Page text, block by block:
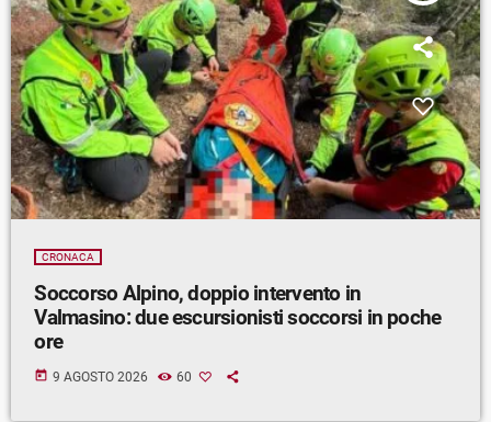
CRONACA
Soccorso Alpino, doppio intervento in
Valmasino: due escursionisti soccorsi in poche
ore
today 9 AGOSTO 2026 60